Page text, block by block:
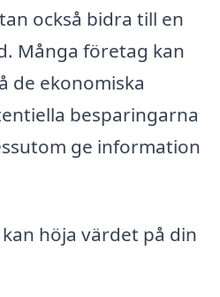
också bidra till en
Många företag kan
de ekonomiska
besparingarna
ge information
höja värdet på din